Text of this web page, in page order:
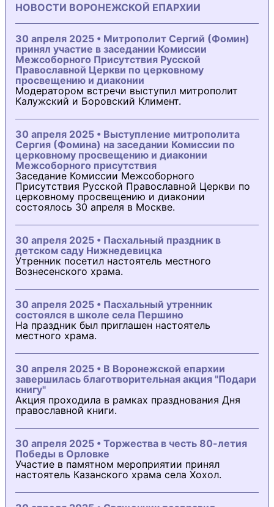
НОВОСТИ ВОРОНЕЖСКОЙ ЕПАРХИИ
30 апреля 2025 • Митрополит Сергий (Фомин)
принял участие в заседании Комиссии
Межсоборного Присутствия Русской
Православной Церкви по церковному
просвещению и диаконии
Модератором встречи выступил митрополит
Калужский и Боровский Климент.
30 апреля 2025 • Выступление митрополита
Сергия (Фомина) на заседании Комиссии по
церковному просвещению и диаконии
Межсоборного присутствия
Заседание Комиссии Межсоборного
Присутствия Русской Православной Церкви по
церковному просвещению и диаконии
состоялось 30 апреля в Москве.
30 апреля 2025 • Пасхальный праздник в
детском саду Нижнедевицка
Утренник посетил настоятель местного
Вознесенского храма.
30 апреля 2025 • Пасхальный утренник
состоялся в школе села Першино
На праздник был приглашен настоятель
местного храма.
30 апреля 2025 • В Воронежской епархии
завершилась благотворительная акция "Подари
книгу"
Акция проходила в рамках празднования Дня
православной книги.
30 апреля 2025 • Торжества в честь 80-летия
Победы в Орловке
Участие в памятном мероприятии принял
настоятель Казанского храма села Хохол.